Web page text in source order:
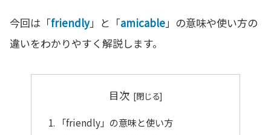
今回は「friendly」と「amicable」の意味や使い方の
違いをわかりやすく解説します。
目次
「friendly」の意味と使い方